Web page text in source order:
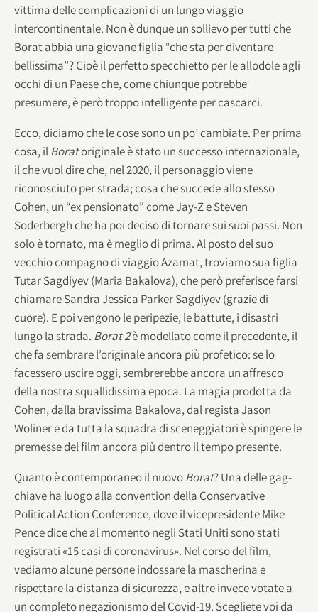
vittima delle complicazioni di un lungo viaggio
intercontinentale. Non è dunque un sollievo per tutti che
Borat abbia una giovane figlia “che sta per diventare
bellissima”? Cioè il perfetto specchietto per le allodole agli
occhi di un Paese che, come chiunque potrebbe
presumere, è però troppo intelligente per cascarci.
Ecco, diciamo che le cose sono un po’ cambiate. Per prima
cosa, ilBoratoriginale è stato un successo internazionale,
il che vuol dire che, nel 2020, il personaggio viene
riconosciuto per strada; cosa che succede allo stesso
Cohen, un “ex pensionato” come Jay-Z e Steven
Soderbergh che ha poi deciso di tornare sui suoi passi. Non
solo è tornato, ma è meglio di prima. Al posto del suo
vecchio compagno di viaggio Azamat, troviamo sua figlia
Tutar Sagdiyev (Maria Bakalova), che però preferisce farsi
chiamare Sandra Jessica Parker Sagdiyev (grazie di
cuore). E poi vengono le peripezie, le battute, i disastri
lungo la strada. Borat 2è modellato come il precedente, il
che fa sembrare l’originale ancora più profetico: se lo
facessero uscire oggi, sembrerebbe ancora un affresco
della nostra squallidissima epoca. La magia prodotta da
Cohen, dalla bravissima Bakalova, dal regista Jason
Woliner e da tutta la squadra di sceneggiatori è spingere le
premesse del film ancora più dentro il tempo presente.
Quanto è contemporaneo il nuovoBorat? Una delle gag-
chiave ha luogo alla convention della Conservative
Political Action Conference, dove il vicepresidente Mike
Pence dice che al momento negli Stati Uniti sono stati
registrati «15 casi di coronavirus». Nel corso del film,
vediamo alcune persone indossare la mascherina e
rispettare la distanza di sicurezza, e altre invece votate a
un completo negazionismo del Covid-19. Scegliete voi da